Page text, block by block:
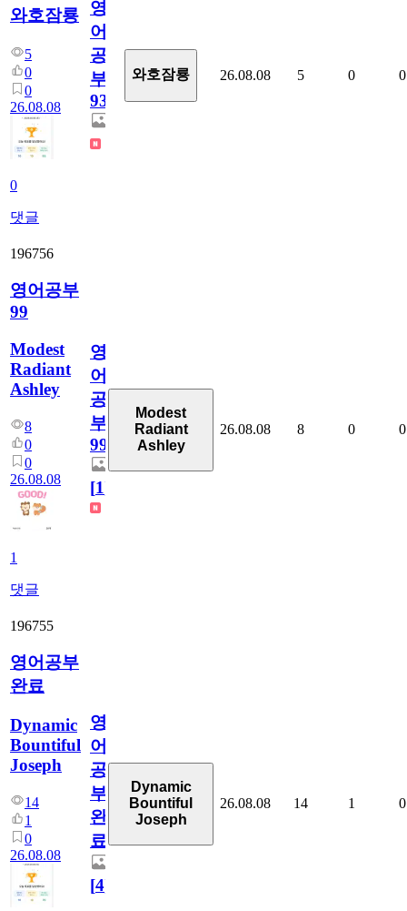
와호잠룡
5
0
0
26.08.08
0
댓글
영
어
공
부
931
와호잠룡 26.08.08 5 0 0
196756
영어공부
99
Modest
Radiant
Ashley
8
0
0
26.08.08
1
댓글
영
어
공
부
99
[1]
Modest
Radiant
Ashley
26.08.08 8 0 0
196755
영어공부
완료
Dynamic
Bountiful
Joseph
14
1
0
26.08.08
영
어
공
부
완
료
[4]
Dynamic
Bountiful
Joseph
26.08.08 14 1 0